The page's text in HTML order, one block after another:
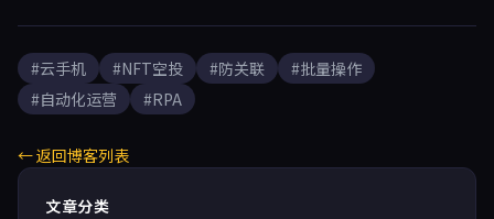
封号率降低85%以上，人力成本压缩至1/5，服务能力提升10-50倍。
#云手机 #NFT空投 #防关联
#批量操作
#自动化运营
#RPA
← 返回博客列表
文章分类